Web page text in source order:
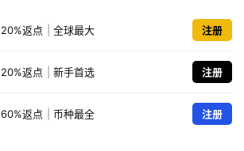
20%返点 全球最大 注册
20%返点 新手首选 注册
60%返点 币种最全 注册